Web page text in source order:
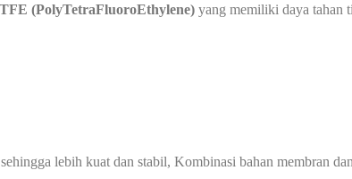
(PolyTetraFluoroEthylene) yang memiliki daya tahan
lebih kuat dan stabil, Kombinasi bahan membran